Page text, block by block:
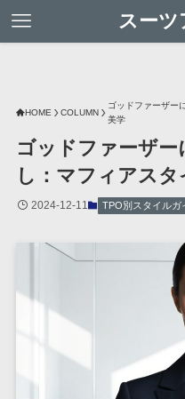
スーツ
HOME COLUMN
ゴッドファーザー
美学
ゴッドファーザ
し：マフィアス
2024-12-11 TPO別スタイルガ